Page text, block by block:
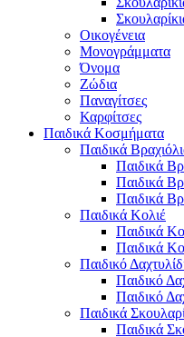
Οικογένεια
Μονογράμματα
Όνομα
Ζώδια
Παναγίτσες
Καρφίτσες
Παιδικά Κοσμήματα
Παιδικά
Παιδικά
Παιδικά
Παιδικά
Παιδικά Κολιέ
Παιδικά
Παιδικά
Παιδικό
Παιδικό
Παιδικό
Παιδικά
Παιδικά